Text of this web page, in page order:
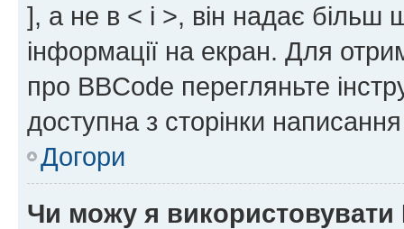
], а не в < і >, він надає більш
інформації на екран. Для
про BBCode перегляньте
доступна з сторінки
Догори
Чи можу я використовувати